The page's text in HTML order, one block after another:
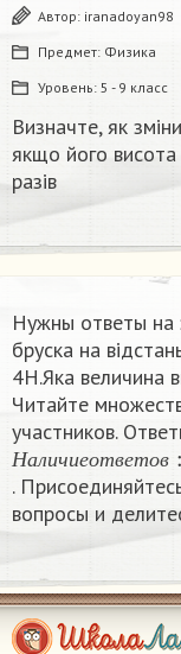
Автор: iranadoyan98
Предмет: Физика
Уровень: 5 - 9 класс
Визначте, як
якщо його
разів
Нужны ответы на
бруска на
4H.Яка величина
Читайте
участников.
Н ал и ч и е о т в е т о в
Наличиеответо
—′поканет′
.
вопросы и